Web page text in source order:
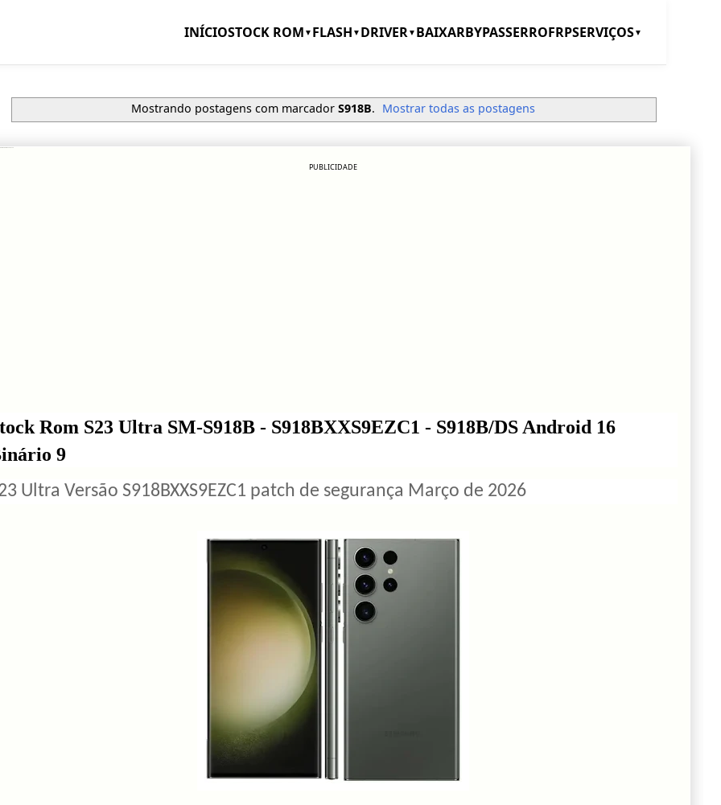
INÍCIOSTOCK ROM ▼ FLASH ▼ DRIVER▼ BAIXARBYPASSERROFRPSERVIÇOS▼
Mostrando postagens com marcador S918B. Mostrar todas as postagens
PUBLICIDADE
Rom S23 Ultra SM-S918B - S918BXXS9EZC1 - S918B/DS Android 16
9
Ultra Versão S918BXXS9EZC1 patch de segurança Março de 2026